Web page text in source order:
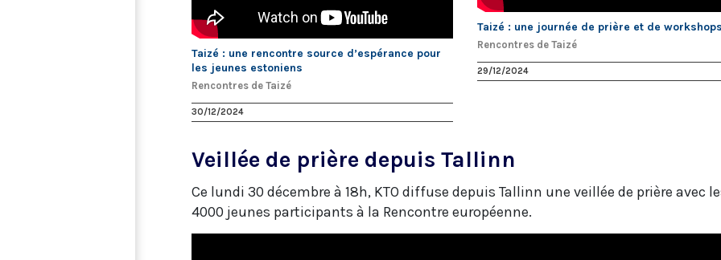
Taizé : une rencontre source d’espérance pour
les jeunes estoniens
Rencontres de Taizé
30/12/2024
Taizé : une journée de prière et de
Rencontres de Taizé
29/12/2024
Veillée de prière depuis Tallinn
Ce lundi 30 décembre à 18h, KTO diffuse depuis Tallinn une veillée de prière avec
4000 jeunes participants à la Rencontre européenne.